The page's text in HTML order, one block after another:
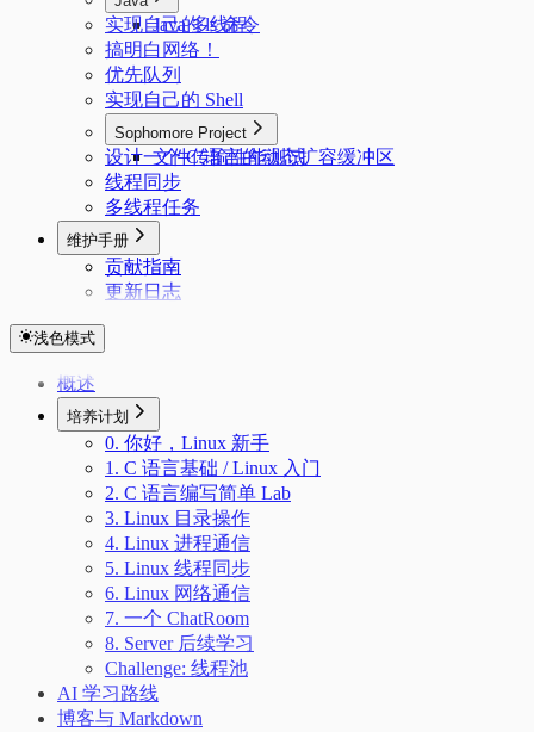
Java 多线程
实现自己的 ls 命令
搞明白网络！
优先队列
实现自己的 Shell
Sophomore Project
文件传输性能测试
设计一个 C 语言的动态扩容缓冲区
线程同步
多线程任务
维护手册
贡献指南
更新日志
浅色模式
概述
培养计划
0. 你好，Linux 新手
1. C 语言基础 / Linux 入门
2. C 语言编写简单 Lab
3. Linux 目录操作
4. Linux 进程通信
5. Linux 线程同步
6. Linux 网络通信
7. 一个 ChatRoom
8. Server 后续学习
Challenge: 线程池
AI 学习路线
博客与 Markdown